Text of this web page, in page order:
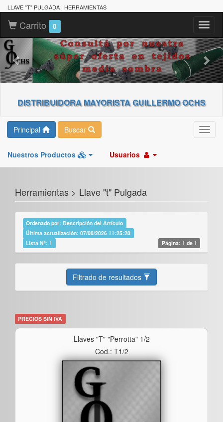
LLAVE "T" PULGADA | HERRAMIENTAS
Carrito 0
DISTRIBUIDORA MAYORISTA GUILLERMO OCHS
Principal Buscar
Nuestros Productos Usuarios
Herramientas > Llave "t" Pulgada
Ordenado por: Descripción del Artículo
Última actualización: 07/08/2026 11:25:28
Lista Nº: 1
Página: 1 de 1
Filtrado de resultados
PRECIOS SIN IVA
Llaves "t" "perrotta" 1/2
Cod.: T1/2